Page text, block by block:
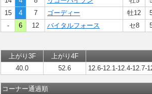
15
4 7 ゴーディー 牡12
-
6 12 バイタルフォース セ8
上がり3F
上がり4F
40.0
52.6 12.6-12.1-12.4-12.7-
コーナー通過順